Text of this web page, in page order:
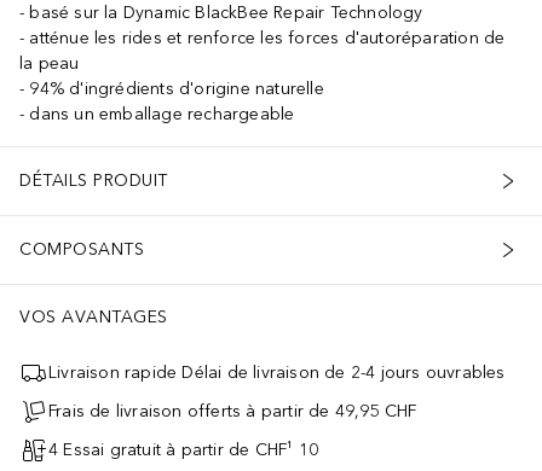
basé sur la Dynamic BlackBee Repair Technology
atténue les rides et renforce les forces d'autoréparation de
la peau
94% d'ingrédients d'origine naturelle
dans un emballage rechargeable
DÉTAILS PRODUIT
COMPOSANTS
VOS AVANTAGES
Livraison rapide Délai de livraison de 2-4 jours ouvrables
Frais de livraison offerts à partir de 49,95 CHF
4 Essai gratuit à partir de CHF¹ 10